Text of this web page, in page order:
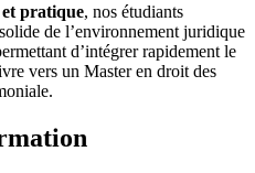
pratique, nos étudiants
de l’environnement juridique
d’intégrer rapidement le
vers un Master en droit des